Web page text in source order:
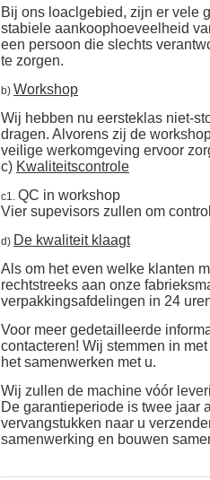
Bij ons loaclgebied, zijn er vele
stabiele aankoophoeveelheid
een persoon die slechts
te zorgen.
b) Workshop
Wij hebben nu eersteklas niet-
dragen. Alvorens zij de
veilige werkomgeving ervoor
c) Kwaliteitscontrole
c1. QC in workshop
Vier supevisors zullen om
d) De kwaliteit klaagt
Als om het even welke klanten
rechtstreeks aan onze
verpakkingsafdelingen in 24
Voor meer gedetailleerde
contacteren! Wij stemmen in
het samenwerken met u.
Wij zullen de machine vóór
De garantieperiode is twee jaar
vervangstukken naar u
samenwerking en bouwen